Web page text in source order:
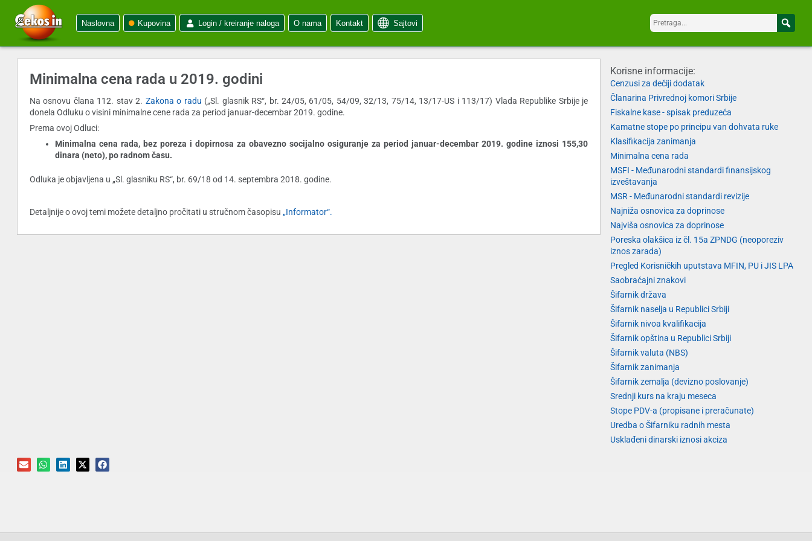
Naslovna Kupovina Login / kreiranje naloga O nama Kontakt Sajtovi
Minimalna cena rada u 2019. godini
Na osnovu člana 112. stav 2. Zakona o radu („Sl. glasnik RS“, br. 24/05, 61/05, 54/09, 32/13, 75/14, 13/17-US i 113/17) Vlada Republike Srbije je
donela Odluku o visini minimalne cene rada za period januar-decembar 2019. godine.
Prema ovoj Odluci:
Minimalna cena rada, bez poreza i dopirnosa za obavezno socijalno osiguranje za period januar-decembar 2019. godine iznosi 155,30
dinara (neto), po radnom času.
Odluka je objavljena u „Sl. glasniku RS“, br. 69/18 od 14. septembra 2018. godine.
Detaljnije o ovoj temi možete detaljno pročitati u stručnom časopisu „Informator“.
Korisne informacije:
Cenzusi za dečiji dodatak
Članarina Privrednoj komori Srbije
Fiskalne kase - spisak preduzeća
Kamatne stope po principu van dohvata ruke
Klasifikacija zanimanja
Minimalna cena rada
MSFI - Međunarodni standardi finansijskog
izveštavanja
MSR - Međunarodni standardi revizije
Najniža osnovica za doprinose
Najviša osnovica za doprinose
Poreska olakšica iz čl. 15a ZPNDG (neoporeziv
iznos zarada)
Pregled Korisničkih uputstava MFIN, PU i JIS LPA
Saobraćajni znakovi
Šifarnik država
Šifarnik naselja u Republici Srbiji
Šifarnik nivoa kvalifikacija
Šifarnik opština u Republici Srbiji
Šifarnik valuta (NBS)
Šifarnik zanimanja
Šifarnik zemalja (devizno poslovanje)
Srednji kurs na kraju meseca
Stope PDV-a (propisane i preračunate)
Uredba o Šifarniku radnih mesta
Usklađeni dinarski iznosi akciza